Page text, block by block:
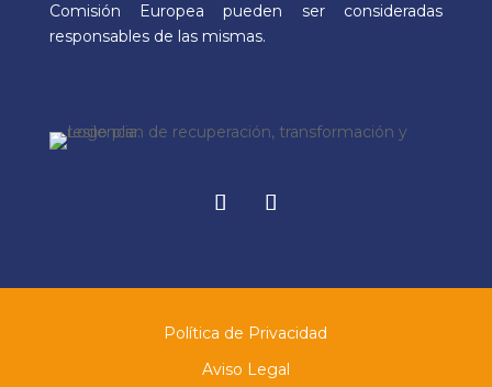
Comisión Europea pueden ser consideradas
responsables de las mismas.
Política de Privacidad
Aviso Legal